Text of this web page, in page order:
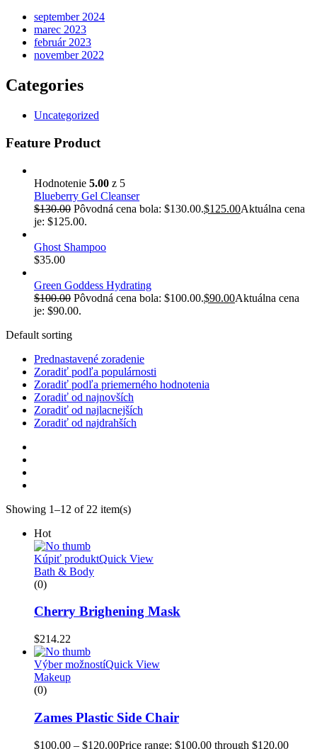
september 2024
marec 2023
február 2023
november 2022
Categories
Uncategorized
Feature Product
Hodnotenie 5.00 z 5
Blueberry Gel Cleanser
$130.00 Pôvodná cena bola: $130.00.$125.00Aktuálna cena
je: $125.00.
Ghost Shampoo
$35.00
Green Goddess Hydrating
$100.00 Pôvodná cena bola: $100.00.$90.00Aktuálna cena
je: $90.00.
Default sorting
Prednastavené zoradenie
Zoradiť podľa populárnosti
Zoradiť podľa priemerného hodnotenia
Zoradiť od najnovších
Zoradiť od najlacnejších
Zoradiť od najdrahších
Showing 1–12 of 22 item(s)
Hot
Kúpiť produktQuick View
Bath & Body
(0)
Cherry Brighening Mask
$214.22
Výber možnostíQuick View
Makeup
(0)
Zames Plastic Side Chair
$100.00 – $120.00Price range: $100.00 through $120.00